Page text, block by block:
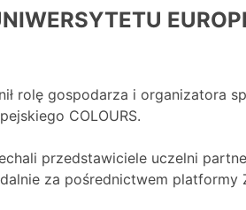
rolę gospodarza i organizatora
COLOURS.
przedstawiciele uczelni
za pośrednictwem platformy